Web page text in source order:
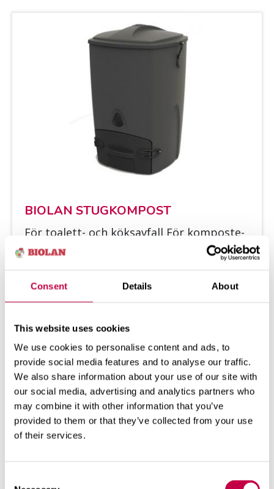
Consent Details About
This website uses cookies
We use cookies to personalise content and ads, to
provide social media features and to analyse our traffic.
We also share information about your use of our site with
our social media, advertising and analytics partners who
may combine it with other information that you’ve
provided to them or that they’ve collected from your use
of their services.
BIO­LAN STUG­KOM­POST
För toa­lett- och kök­sav­fall För kom­pos­te­
ring av toa­lett- och kök­sav­fall som­mar­tid
SE MER